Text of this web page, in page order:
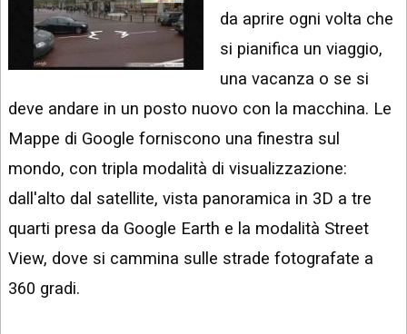
VIDEO
ANDROID
AI
APPS
APPS
TECNOLOGIA
INSTAGRAM
GOOGLE
LINKEDIN
da aprire ogni volta che
si pianifica un viaggio,
una vacanza o se si
deve andare in un posto nuovo con la macchina. Le
Mappe di Google forniscono una finestra sul
mondo, con tripla modalità di visualizzazione:
dall'alto dal satellite, vista panoramica in 3D a tre
quarti presa da Google Earth e la modalità Street
View, dove si cammina sulle strade fotografate a
360 gradi.